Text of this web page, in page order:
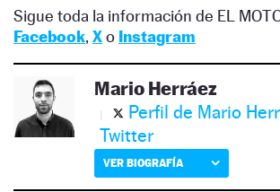
Sigue toda la información de EL
Facebook, Xo Instagram
Mario Herráez
Perfil de Mario
Twitter
VER BIOGRAFÍA